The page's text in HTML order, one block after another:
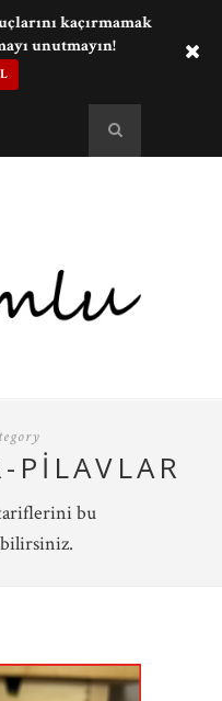
PILAVLAR
bu
kaçırmamak
unutmayın!